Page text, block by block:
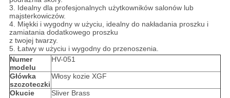
3. Idealny dla profesjonalnych użytkowników salonów lub
majsterkowiczów.
4. Miękki i wygodny w użyciu, idealny do nakładania proszku i
zamiatania dodatkowego proszku
z twojej twarzy.
5. Łatwy w użyciu i wygodny do przenoszenia.
Numer
modelu
HV-051
Główka
szczoteczki
Włosy kozie XGF
Okucie
Sliver Brass